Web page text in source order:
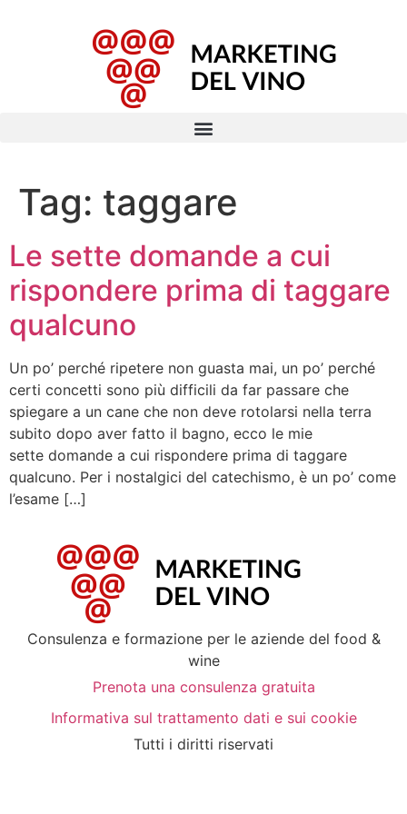
Tag: taggare
Le sette domande a cui
rispondere prima di taggare
qualcuno
Un po’ perché ripetere non guasta mai, un po’ perché
certi concetti sono più difficili da far passare che
spiegare a un cane che non deve rotolarsi nella terra
subito dopo aver fatto il bagno, ecco le mie
sette domande a cui rispondere prima di taggare
qualcuno. Per i nostalgici del catechismo, è un po’ come
l’esame […]
Consulenza e formazione per le aziende del food &
wine
Prenota una consulenza gratuita
Informativa sul trattamento dati e sui cookie
Tutti i diritti riservati